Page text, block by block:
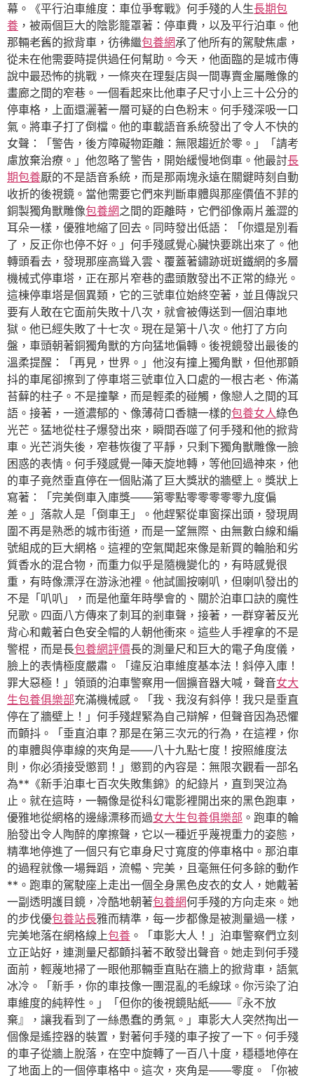
幕。《平行泊車維度：車位爭奪戰》何手殘的人生長期包
養 ，被兩個巨大的陰影籠罩著：停車費，以及平行泊車。他
那輛老舊的掀背車，彷彿繼包養網承了他所有的駕駛焦慮，
從未在他需要時提供過任何幫助。今天，他面臨的是城市傳
說中最恐怖的挑戰，一條夾在理髮店與一間專賣金屬雕像的
畫廊之間的窄巷。一個看起來比他車子尺寸小上三十公分的
停車格，上面還灑著一層可疑的白色粉末。何手殘深吸一口
氣。將車子打了倒檔。他的車載語音系統發出了令人不快的
女聲：「警告，後方障礙物距離：無限趨近於零。」「請考
慮放棄治療。」他忽略了警告，開始緩慢地倒車。他最討長
期包養厭的不是語音系統，而是那兩塊永遠在關鍵時刻自動
收折的後視鏡。當他需要它們來判斷車體與那座價值不菲的
銅製獨角獸雕像包養網之間的距離時，它們卻像兩片羞澀的
耳朵一樣，優雅地縮了回去。同時發出低語：「你還是別看
了，反正你也停不好。」何手殘感覺心臟快要跳出來了。他
轉頭看去，發現那座高聳入雲、覆蓋著鏽跡斑斑鐵網的多層
機械式停車塔，正在那片窄巷的盡頭散發出不正常的綠光。
這棟停車塔是個異類，它的三號車位始終空著，並且傳說只
要有人敢在它面前失敗十八次，就會被傳送到一個泊車地
獄。他已經失敗了十七次。現在是第十八次。他打了方向
盤，車頭朝著銅獨角獸的方向猛地偏轉。後視鏡發出最後的
溫柔提醒：「再見，世界。」他沒有撞上獨角獸，但他那顫
抖的車尾卻擦到了停車塔三號車位入口處的一根古老、佈滿
苔蘚的柱子。不是撞擊，而是輕柔的碰觸，像戀人之間的耳
語。接著，一道濃郁的、像薄荷口香糖一樣的包養女人綠色
光芒。猛地從柱子爆發出來，瞬間吞噬了何手殘和他的掀背
車。光芒消失後，窄巷恢復了平靜，只剩下獨角獸雕像一臉
困惑的表情。何手殘感覺一陣天旋地轉，等他回過神來，他
的車子竟然垂直停在一個貼滿了巨大獎狀的牆壁上。獎狀上
寫著：「完美倒車入庫獎——第零點零零零零零九度偏
差。」落款人是「倒車王」。他趕緊從車窗探出頭，發現周
圍不再是熟悉的城市街道，而是一望無際、由無數白線和編
號組成的巨大網格。這裡的空氣聞起來像是新買的輪胎和劣
質香水的混合物，而重力似乎是隨機變化的，有時感覺很
重，有時像漂浮在游泳池裡。他試圖按喇叭，但喇叭發出的
不是「叭叭」，而是他童年時學會的、關於泊車口訣的魔性
兒歌。四面八方傳來了刺耳的剎車聲，接著，一群穿著反光
背心和戴著白色安全帽的人朝他衝來。這些人手裡拿的不是
警棍，而是長包養網評價長的測量尺和巨大的電子角度儀，
臉上的表情極度嚴肅。「違反泊車維度基本法！斜停入庫！
罪大惡極！」領頭的泊車警察用一個擴音器大喊，聲音女大
生包養俱樂部充滿機械感。「我、我沒有斜停！我只是垂直
停在了牆壁上！」何手殘趕緊為自己辯解，但聲音因為恐懼
而顫抖。「垂直泊車？那是在第三次元的行為，在這裡，你
的車體與停車線的夾角是——八十九點七度！按照維度法
則，你必須接受懲罰！」懲罰的內容是：無限次觀看一部名
為**《新手泊車七百次失敗集錦》的紀錄片，直到哭泣為
止。就在這時，一輛像是從科幻電影裡開出來的黑色跑車，
優雅地從網格的邊緣漂移而過女大生包養俱樂部 。跑車的輪
胎發出令人陶醉的摩擦聲，它以一種近乎蔑視重力的姿態，
精準地停進了一個只有它車身尺寸寬度的停車格中。那泊車
的過程就像一場舞蹈，流暢、完美，且毫無任何多餘的動作
**。跑車的駕駛座上走出一個全身黑色皮衣的女人，她戴著
一副透明護目鏡，冷酷地朝著包養網何手殘的方向走來。她
的步伐優包養站長雅而精準，每一步都像是被測量過一樣，
完美地落在網格線上包養 。「車影大人！」泊車警察們立刻
立正站好，連測量尺都顫抖著不敢發出聲音。她走到何手殘
面前，輕蔑地掃了一眼他那輛垂直貼在牆上的掀背車，語氣
冰冷。「新手，你的車技像一團混亂的毛線球。你污染了泊
車維度的純粹性。」「但你的後視鏡貼紙——『永不放
棄』，讓我看到了一絲愚蠢的勇氣。」車影大人突然掏出一
個像是遙控器的裝置，對著何手殘的車子按了一下。何手殘
的車子從牆上脫落，在空中旋轉了一百八十度，穩穩地停在
了地面上的一個停車格中。這次，夾角是——零度。「你被